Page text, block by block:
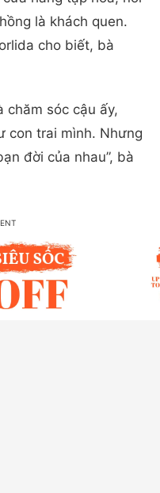
là khách quen.
cho biết, bà
chăm sóc cậu ấy,
con trai mình. Nhưng
đời của nhau”, bà